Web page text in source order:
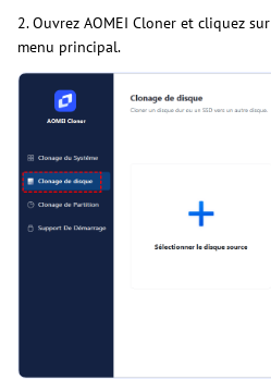
2. Ouvrez AOMEI Cloner et cliquez sur
menu principal.